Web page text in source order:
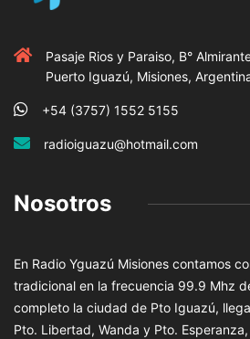
Pasaje Rios y Paraiso, B°
Puerto Iguazú, Misiones,
+54 (3757) 1552 5155
radioiguazu@hotmail.com
Nosotros
En Radio Yguazú Misiones contamos
tradicional en la frecuencia 99.9 Mhz
completo la ciudad de Pto Iguazú,
Pto. Libertad, Wanda y Pto.